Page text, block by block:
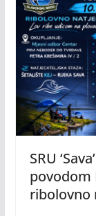
SRU
povodom
ribolovno